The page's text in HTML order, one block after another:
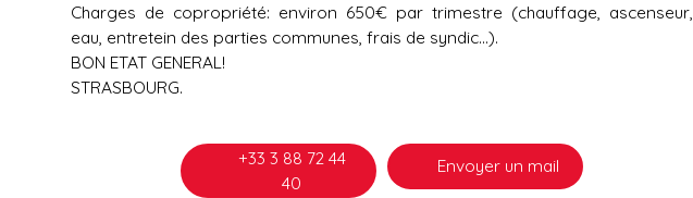
Charges de copropriété: environ 650€ par trimestre (chauffage, ascenseur,
eau, entretein des parties communes, frais de syndic...).
BON ETAT GENERAL!
STRASBOURG.
+33 3 88 72 44
40
Envoyer un mail